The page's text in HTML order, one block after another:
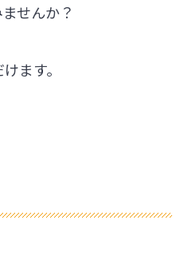
せんか？
ます。